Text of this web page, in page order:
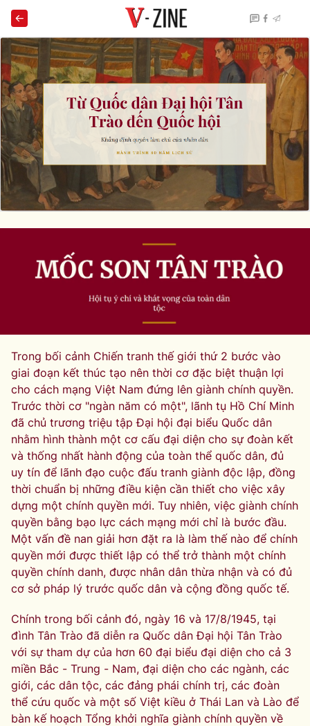
Trong bối cảnh Chiến tranh thế giới thứ 2 bước vào
giai đoạn kết thúc tạo nên thời cơ đặc biệt thuận lợi
cho cách mạng Việt Nam đứng lên giành chính quyền.
Trước thời cơ "ngàn năm có một", lãnh tụ Hồ Chí Minh
đã chủ trương triệu tập Đại hội đại biểu Quốc dân
nhằm hình thành một cơ cấu đại diện cho sự đoàn kết
và thống nhất hành động của toàn thể quốc dân, đủ
uy tín để lãnh đạo cuộc đấu tranh giành độc lập, đồng
thời chuẩn bị những điều kiện cần thiết cho việc xây
dựng một chính quyền mới. Tuy nhiên, việc giành chính
quyền bằng bạo lực cách mạng mới chỉ là bước đầu.
Một vấn đề nan giải hơn đặt ra là làm thế nào để chính
quyền mới được thiết lập có thể trở thành một chính
quyền chính danh, được nhân dân thừa nhận và có đủ
cơ sở pháp lý trước quốc dân và cộng đồng quốc tế.
Chính trong bối cảnh đó, ngày 16 và 17/8/1945, tại
đình Tân Trào đã diễn ra Quốc dân Đại hội Tân Trào
với sự tham dự của hơn 60 đại biểu đại diện cho cả 3
miền Bắc - Trung - Nam, đại diện cho các ngành, các
giới, các dân tộc, các đảng phái chính trị, các đoàn
thể cứu quốc và một số Việt kiều ở Thái Lan và Lào để
bàn kế hoạch Tổng khởi nghĩa giành chính quyền về